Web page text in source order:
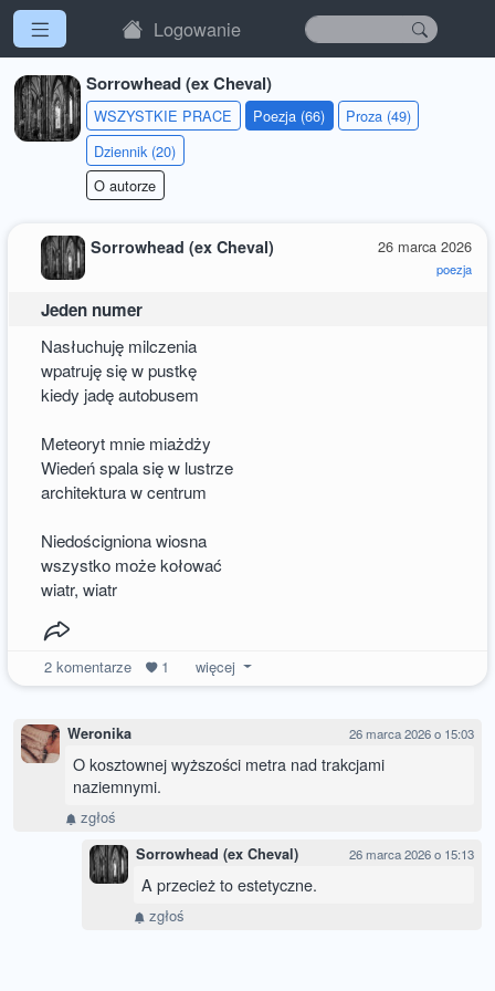
Logowanie
Sorrowhead (ex Cheval)
WSZYSTKIE PRACE Poezja (66)
Proza (49)
Dziennik (20)
O autorze
26 marca 2026
poezja
Sorrowhead (ex Cheval)
Jeden numer
Nasłuchuję milczenia
wpatruję się w pustkę
kiedy jadę autobusem
Meteoryt mnie miażdży
Wiedeń spala się w lustrze
architektura w centrum
Niedościgniona wiosna
wszystko może kołować
wiatr, wiatr
2komentarze 1 więcej
Weronika 26 marca 2026 o 15:03
O kosztownej wyższości metra nad trakcjami
naziemnymi.
zgłoś
Sorrowhead (ex Cheval) 26 marca 2026 o 15:13
A przecież to estetyczne.
zgłoś